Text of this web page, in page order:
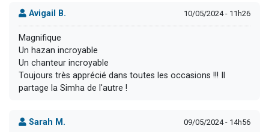
Avigail B. 10/05/2024 - 11h26
Magnifique
Un hazan incroyable
Un chanteur incroyable
Toujours très apprécié dans toutes les occasions !!! Il
partage la Simha de l'autre !
Sarah M. 09/05/2024 - 14h56